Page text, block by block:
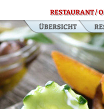
RESTAURANT /